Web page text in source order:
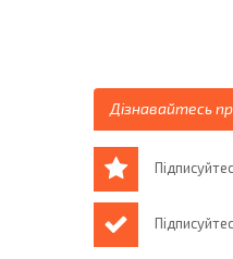
Дізнавайтесь